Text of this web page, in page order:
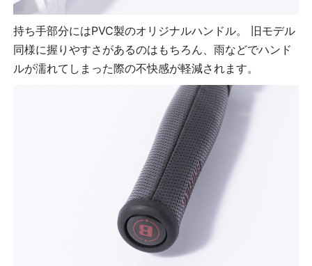
持ち手部分にはPVC製のオリジナルハンドル。 旧モデル
同様に握りやすさがあるのはもちろん、雨などでハンド
ルが濡れてしまった際の不快感が軽減されます。